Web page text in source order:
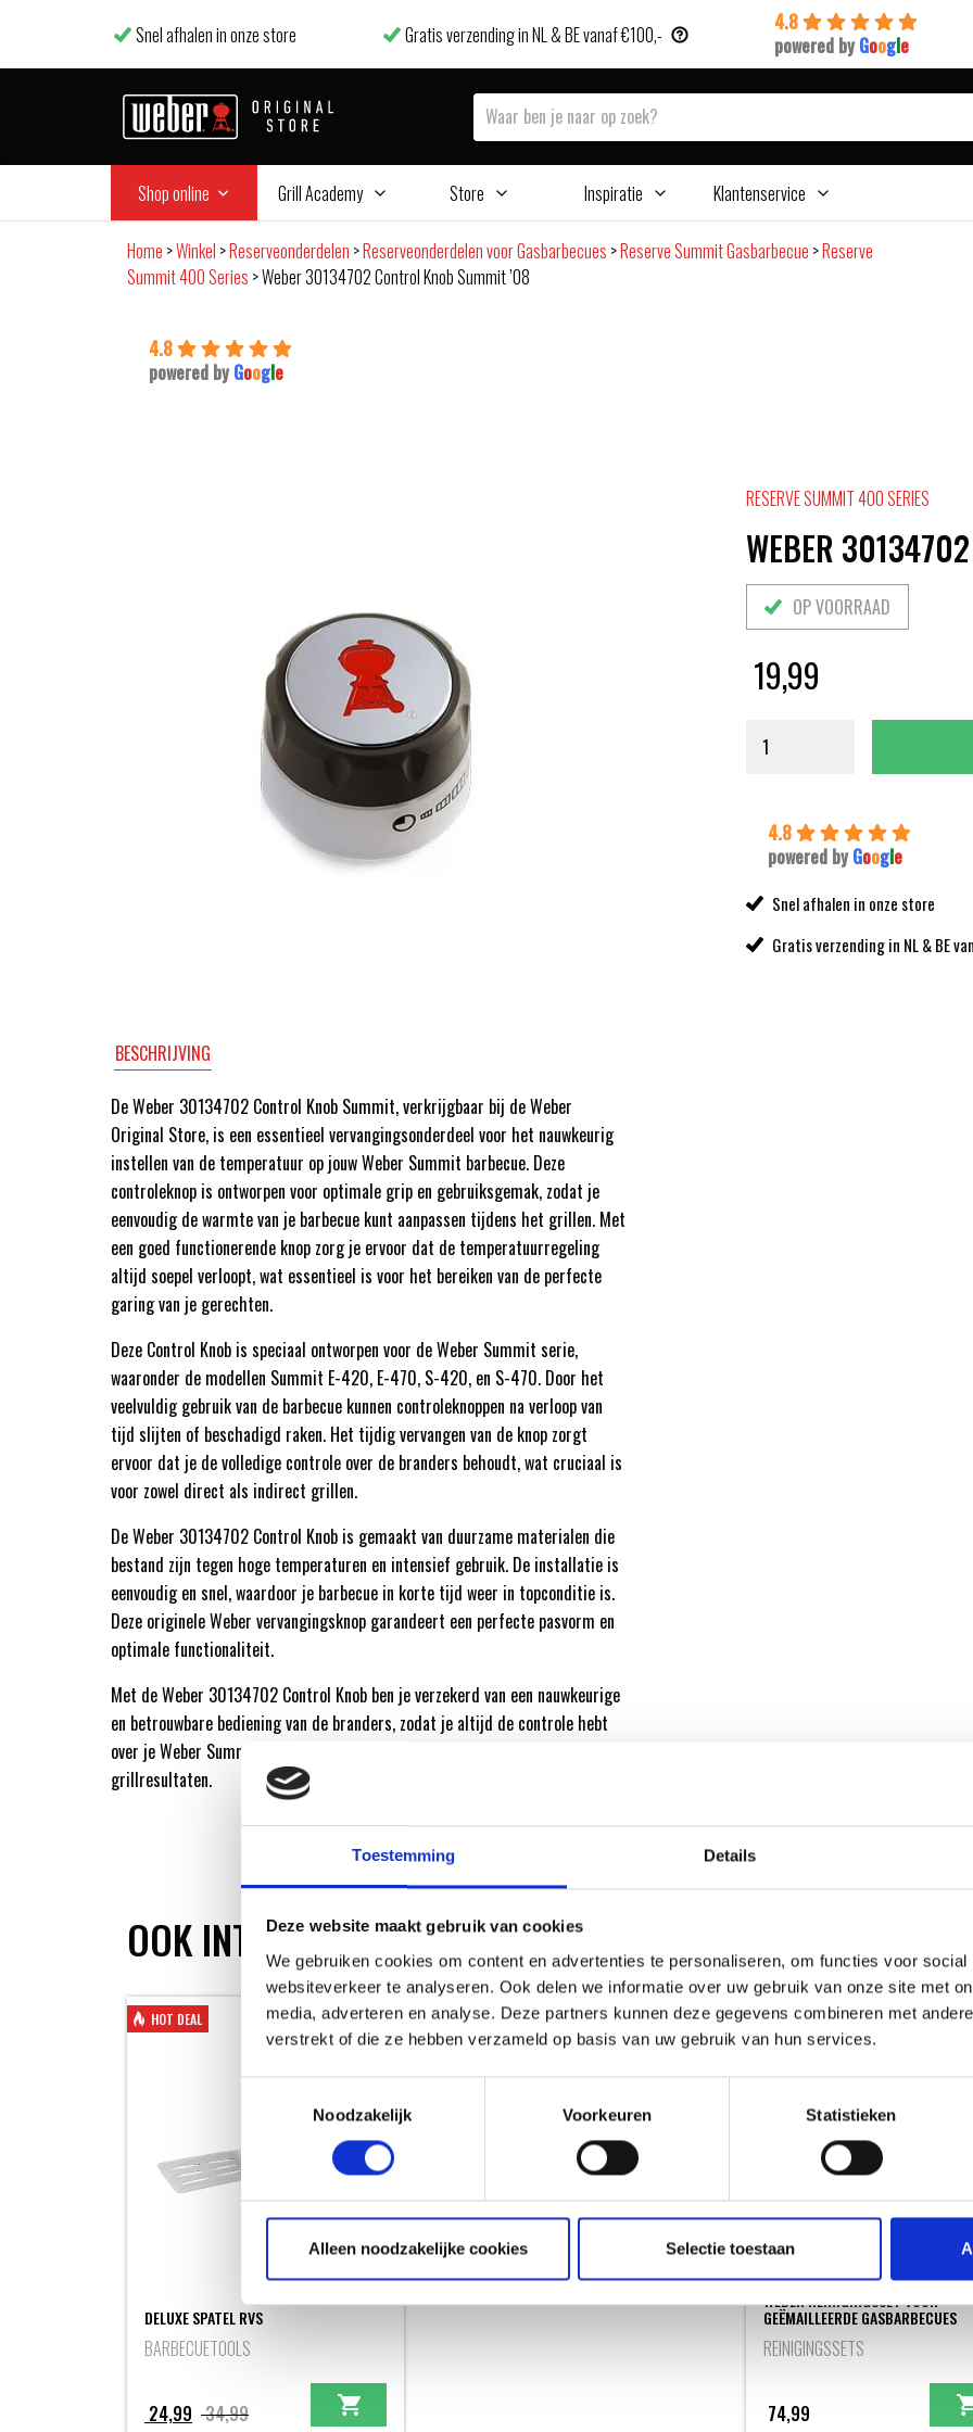
Toestemming Details
Deze website maakt gebruik van cookies
We gebruiken cookies om content en advertenties te personaliseren, om functies voor
websiteverkeer te analyseren. Ook delen we informatie over uw gebruik van onze site met
media, adverteren en analyse. Deze partners kunnen deze gegevens combineren met
verstrekt of die ze hebben verzameld op basis van uw gebruik van hun services.
Noodzakelijk
Voorkeuren Statistieken
Alleen noodzakelijke cookies Selectie toestaan
Snel afhalen in onze store Gratis verzending in NL & BE vanaf €100,-
4.8
powered by Google
Shop online Grill Academy Store Inspiratie Klantenservice
Home >Winkel >Reserveonderdelen >Reserveonderdelen voor Gasbarbecues >Reserve Summit Gasbarbecue >Reserve
Summit 400 Series >Weber 30134702 Control Knob Summit ’08
4.8
powered by Google
BESCHRIJVING
De Weber 30134702 Control Knob Summit, verkrijgbaar bij de Weber
Original Store, is een essentieel vervangingsonderdeel voor het nauwkeurig
instellen van de temperatuur op jouw Weber Summit barbecue. Deze
controleknop is ontworpen voor optimale grip en gebruiksgemak, zodat je
eenvoudig de warmte van je barbecue kunt aanpassen tijdens het grillen. Met
een goed functionerende knop zorg je ervoor dat de temperatuurregeling
altijd soepel verloopt, wat essentieel is voor het bereiken van de perfecte
garing van je gerechten.
Deze Control Knob is speciaal ontworpen voor de Weber Summit serie,
waaronder de modellen Summit E-420, E-470, S-420, en S-470. Door het
veelvuldig gebruik van de barbecue kunnen controleknoppen na verloop van
tijd slijten of beschadigd raken. Het tijdig vervangen van de knop zorgt
ervoor dat je de volledige controle over de branders behoudt, wat cruciaal is
voor zowel direct als indirect grillen.
De Weber 30134702 Control Knob is gemaakt van duurzame materialen die
bestand zijn tegen hoge temperaturen en intensief gebruik. De installatie is
eenvoudig en snel, waardoor je barbecue in korte tijd weer in topconditie is.
Deze originele Weber vervangingsknop garandeert een perfecte pasvorm en
optimale functionaliteit.
Met de Weber 30134702 Control Knob ben je verzekerd van een nauwkeurige
en betrouwbare bediening van de branders, zodat je altijd de controle hebt
over je Weber Summit barbecue en kunt genieten van heerlijke
grillresultaten.
RESERVE SUMMIT 400 SERIES
WEBER
OP VOORRAAD
19,99
4.8
powered by Google
Snel afhalen in onze store
Gratis verzending in NL & BE
OOK INTERESSANT
HOT DEAL
DELUXE SPATEL RVS
BARBECUETOOLS
34,99Oorspronkelijke
24,99
Huidige
WEBER REINIGINGSSET VOOR
GEËMAILLEERDE GASBARBECUES
REINIGINGSSETS
74,99